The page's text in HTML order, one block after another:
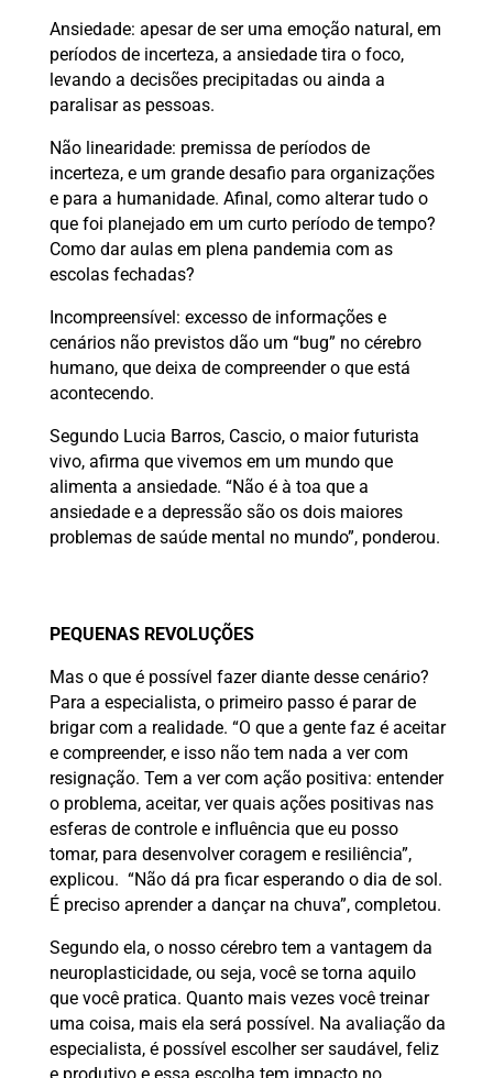
Ansiedade: apesar de ser uma emoção natural, em
períodos de incerteza, a ansiedade tira o foco,
levando a decisões precipitadas ou ainda a
paralisar as pessoas.
Não linearidade: premissa de períodos de
incerteza, e um grande desafio para organizações
e para a humanidade. Afinal, como alterar tudo o
que foi planejado em um curto período de tempo?
Como dar aulas em plena pandemia com as
escolas fechadas?
Incompreensível: excesso de informações e
cenários não previstos dão um “bug” no cérebro
humano, que deixa de compreender o que está
acontecendo.
Segundo Lucia Barros, Cascio, o maior futurista
vivo, afirma que vivemos em um mundo que
alimenta a ansiedade. “Não é à toa que a
ansiedade e a depressão são os dois maiores
problemas de saúde mental no mundo”, ponderou.
PEQUENAS REVOLUÇÕES
Mas o que é possível fazer diante desse cenário?
Para a especialista, o primeiro passo é parar de
brigar com a realidade. “O que a gente faz é aceitar
e compreender, e isso não tem nada a ver com
resignação. Tem a ver com ação positiva: entender
o problema, aceitar, ver quais ações positivas nas
esferas de controle e influência que eu posso
tomar, para desenvolver coragem e resiliência”,
explicou. “Não dá pra ficar esperando o dia de sol.
É preciso aprender a dançar na chuva”, completou.
Segundo ela, o nosso cérebro tem a vantagem da
neuroplasticidade, ou seja, você se torna aquilo
que você pratica. Quanto mais vezes você treinar
uma coisa, mais ela será possível. Na avaliação da
especialista, é possível escolher ser saudável, feliz